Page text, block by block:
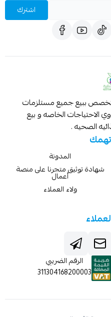
اشترك
متخصص ببيع جميع مستلزمات
الاحتياجات الخاصه و بيع
الصحيه .
المدونة
شهادة توثيق متجرنا على منصة
أعمال
ولاء العملاء
الرقم الضريبي
311304168200003